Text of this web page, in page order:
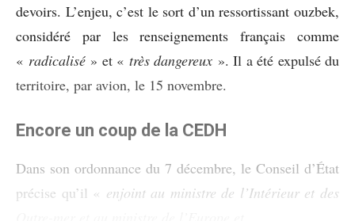
devoirs. L’enjeu, c’est le sort d’un ressortissant ouzbek,
considéré par les renseignements français comme
« radicalisé» et « très dangereux ». Il a été expulsé du
territoire, par avion, le 15 novembre.
Encore un coup de la CEDH
Dans son ordonnance du 7 décembre, le Conseil d’État
précise qu’il « enjoint au ministre de l’Intérieur et des